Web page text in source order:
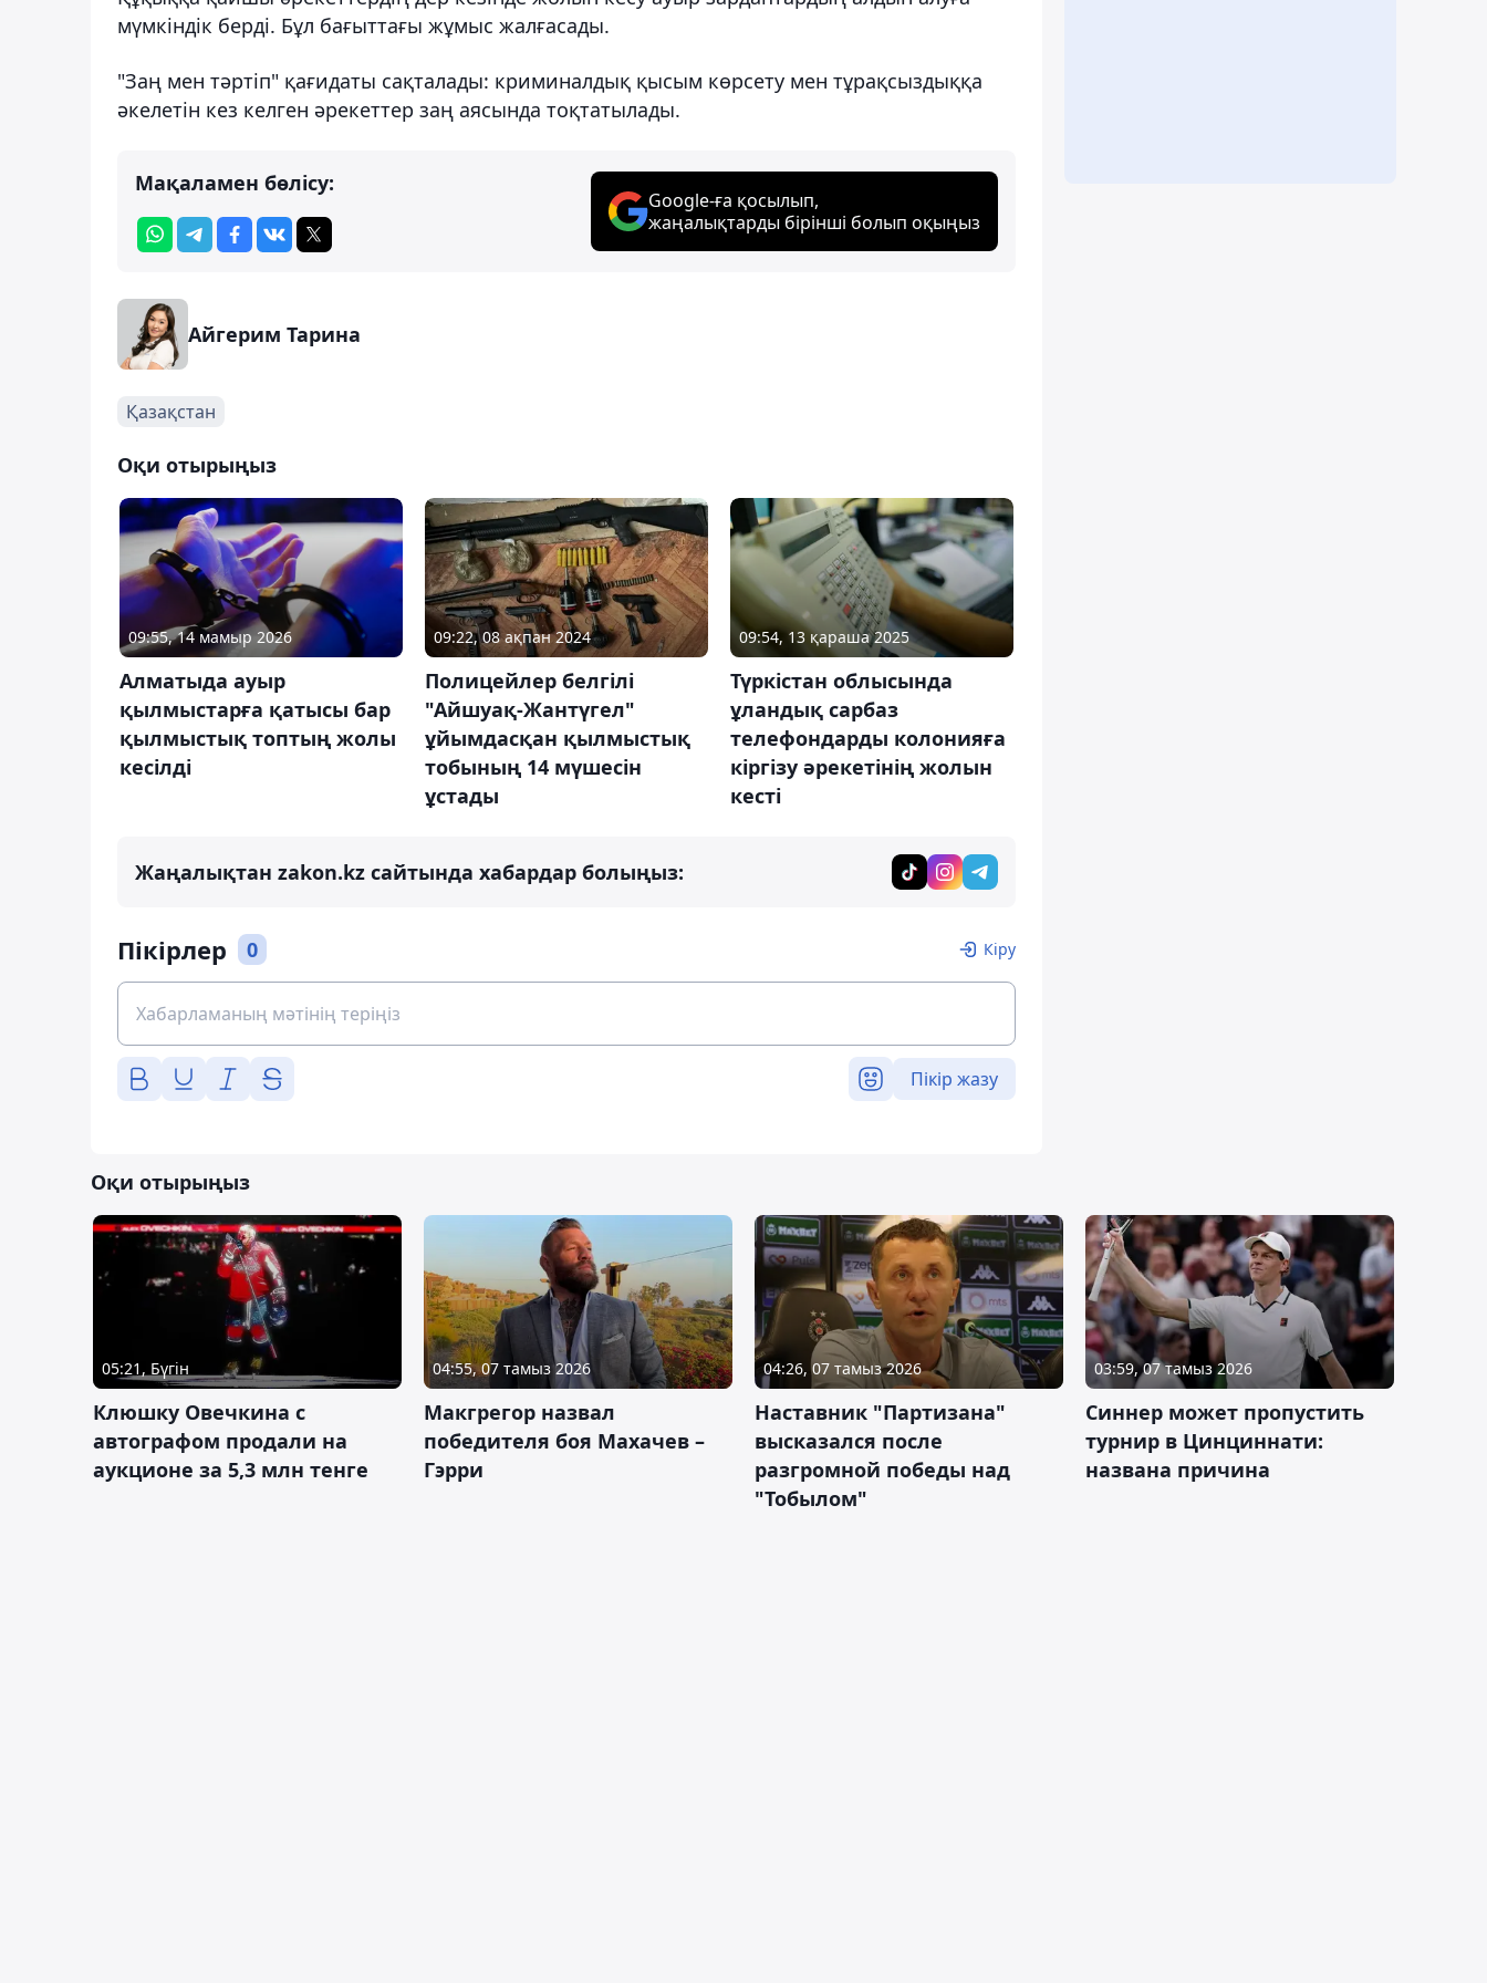
мүмкіндік берді. Бұл бағыттағы жұмыс жалғасады.
"Заң мен тәртіп" қағидаты сақталады: криминалдық қысым көрсету мен тұрақсыздыққа
әкелетін кез келген әрекеттер заң аясында тоқтатылады.
Мақаламен бөлісу:
Google-ға қосылып,
жаңалықтарды бірінші болып оқыңыз
Айгерим Тарина
Қазақстан
Оқи отырыңыз
09:55, 14 мамыр 2026
Алматыда ауыр
қылмыстарға қатысы бар
қылмыстық топтың жолы
кесілді
09:22, 08 ақпан 2024
Полицейлер белгілі
"Айшуақ-Жантүгел"
ұйымдасқан қылмыстық
тобының 14 мүшесін
ұстады
09:54, 13 қараша 2025
Түркістан облысында
ұландық сарбаз
телефондарды колонияға
кіргізу әрекетінің жолын
кесті
Жаңалықтан zakon.kz сайтында хабардар болыңыз:
Пікірлер 0 Кіру
Пікір жазу
Оқи отырыңыз
05:21, Бүгін
Клюшку Овечкина с
автографом продали на
аукционе за 5,3 млн тенге
04:55, 07 тамыз 2026
Макгрегор назвал
победителя боя Махачев –
Гэрри
04:26, 07 тамыз 2026
Наставник "Партизана"
высказался после
разгромной победы над
"Тобылом"
03:59, 07 тамыз 2026
Синнер может пропустить
турнир в Цинциннати:
названа причина